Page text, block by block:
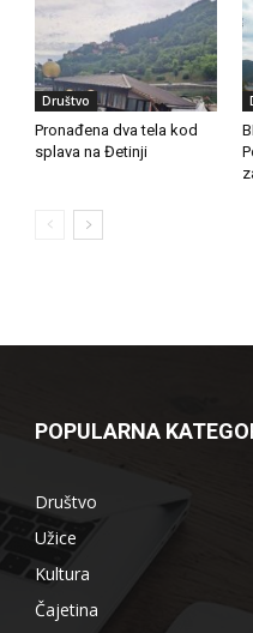
Društvo
Pronađena dva tela kod
splava na Đetinji
POPULARNA
Društvo
Užice
Kultura
Čajetina